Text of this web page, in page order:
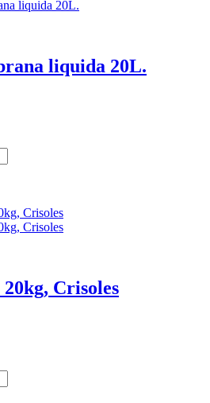
liquida 20L.
Crisoles